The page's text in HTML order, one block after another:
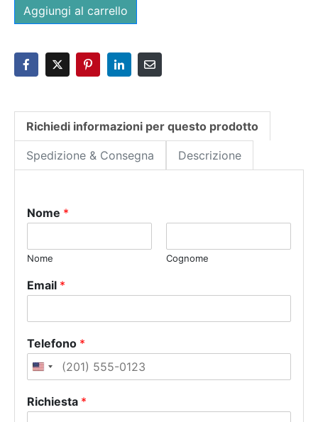
Aggiungi al carrello
Richiedi informazioni per questo prodotto
Spedizione & Consegna Descrizione
Nome *
Nome Cognome
Email *
Telefono *
U
i
Richiesta *